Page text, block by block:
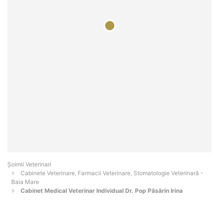
Șoimii Veterinari
Cabinete Veterinare, Farmacii Veterinare, Stomatologie Veterinară -
Baia Mare
Cabinet Medical Veterinar Individual Dr. Pop Păsărin Irina